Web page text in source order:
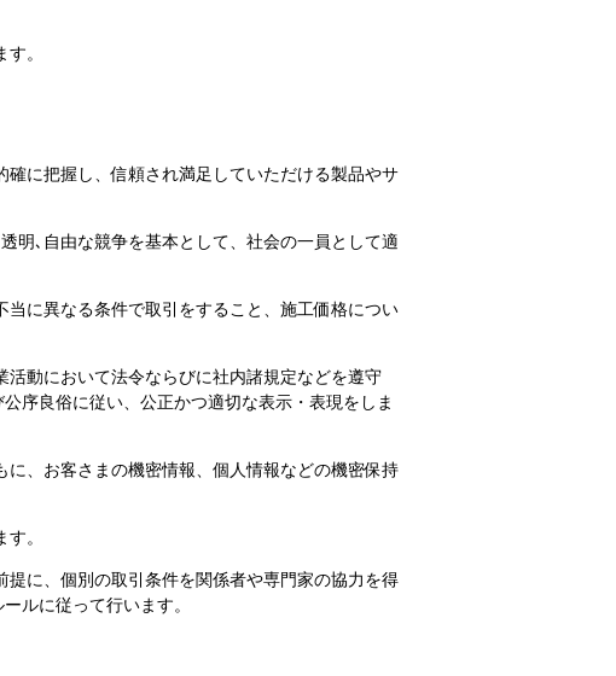
。
に把握し、信頼され満足していただける製品やサ
明､自由な競争を基本として、社会の一員として適
に異なる条件で取引をすること、施工価格につい
動において法令ならびに社内諸規定などを遵守
序良俗に従い、公正かつ適切な表示・表現をしま
、お客さまの機密情報、個人情報などの機密保持
。
に、個別の取引条件を関係者や専門家の協力を得
ルに従って行います。